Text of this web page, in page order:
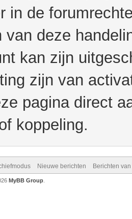
in de
van deze
kan zijn
zijn van
pagina direct
koppeling.
Nieuwe berichten Berichten
MyBB Group